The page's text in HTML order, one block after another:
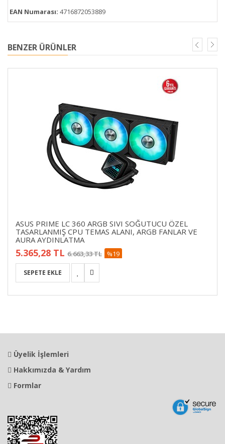
EAN Numarası: 4716872053889
BENZER ÜRÜNLER
ASUS PRIME LC 360 ARGB SIVI SOĞUTUCU ÖZEL
TASARLANMIŞ CPU TEMAS ALANI, ARGB FANLAR VE
AURA AYDINLATMA
5.365,28 TL 6.663,33 TL %19
Üyelik İşlemleri
Hakkımızda & Yardım
Formlar